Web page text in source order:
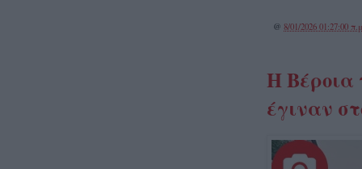
@ 8/01/2026 01:27:00
H
έγιναν